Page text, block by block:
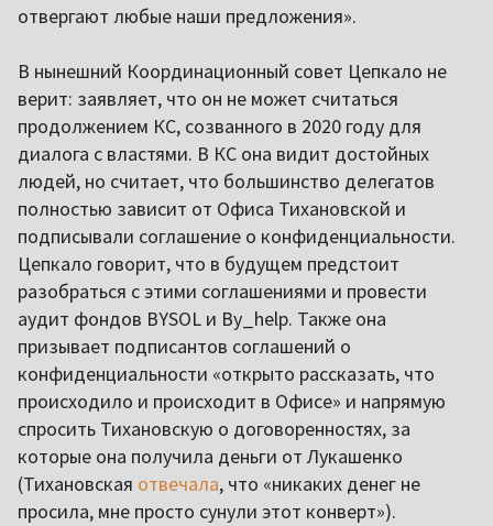
отвергают любые наши предложения».
В нынешний Координационный совет Цепкало не
верит: заявляет, что он не может считаться
продолжением КС, созванного в 2020 году для
диалога с властями. В КС она видит достойных
людей, но считает, что большинство делегатов
полностью зависит от Офиса Тихановской и
подписывали соглашение о конфиденциальности.
Цепкало говорит, что в будущем предстоит
разобраться с этими соглашениями и провести
аудит фондов BYSOL и By_help. Также она
призывает подписантов соглашений о
конфиденциальности «открыто рассказать, что
происходило и происходит в Офисе» и напрямую
спросить Тихановскую о договоренностях, за
которые она получила деньги от Лукашенко
(Тихановская отвечала, что «никаких денег не
просила, мне просто сунули этот конверт»).